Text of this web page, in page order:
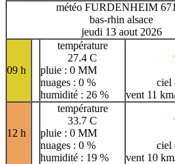
météo FURDENHEIM
bas-rhin alsace
jeudi 13 aout 2026
09 h
température
27.4 C
pluie : 0 MM
nuages : 0 %
humidité : 26 %
ciel
vent 11
12 h
température
33.7 C
pluie : 0 MM
nuages : 0 %
humidité : 19 %
ciel
vent 10